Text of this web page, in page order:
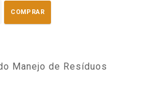
COMPRAR
Manejo de Resíduos